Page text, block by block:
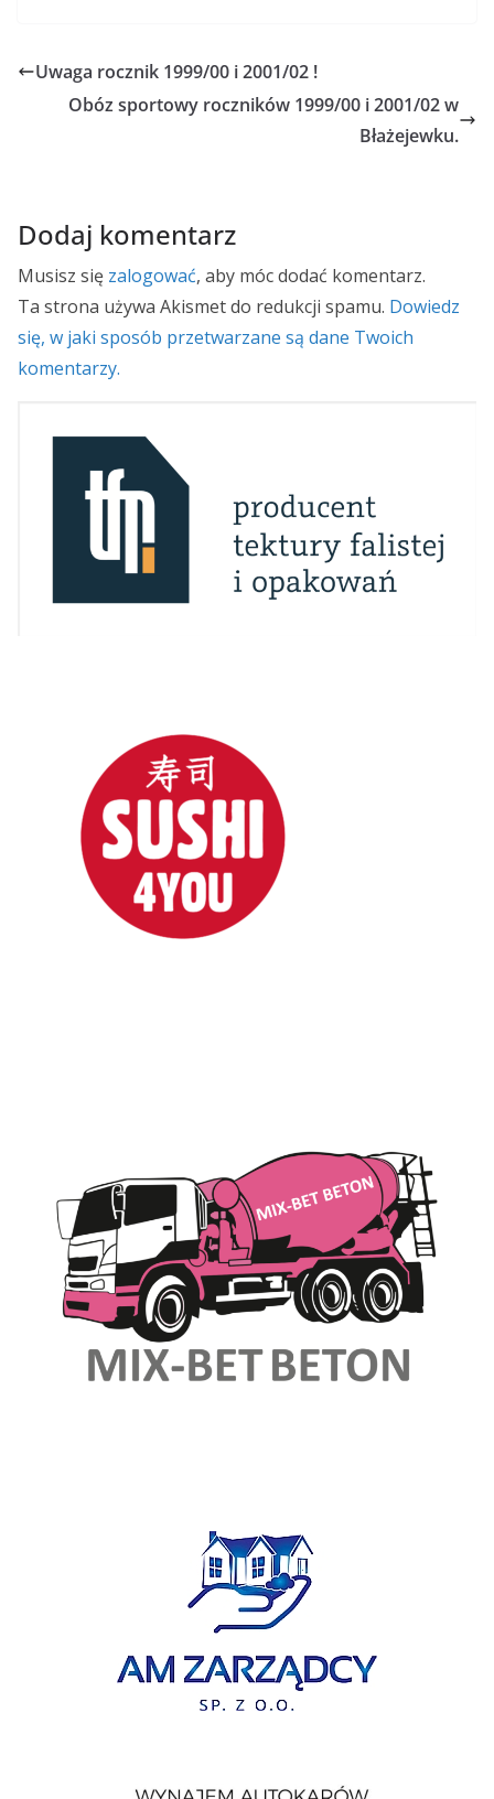
Uwaga rocznik 1999/00 i 2001/02 !
Obóz sportowy roczników 1999/00 i 2001/02 w
Błażejewku.
Dodaj komentarz
Musisz się zalogować, aby móc dodać komentarz.
Ta strona używa Akismet do redukcji spamu. Dowiedz
się, w jaki sposób przetwarzane są dane Twoich
komentarzy.